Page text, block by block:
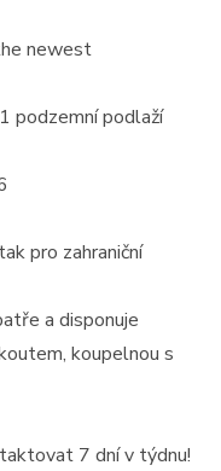
newest
podzemní podlaží
pro zahraniční
a disponuje
koupelnou s
7 dní v týdnu!